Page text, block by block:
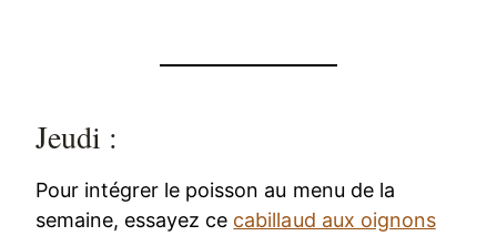
Jeudi :
Pour intégrer le poisson au menu de la
semaine, essayez ce cabillaud aux oignons